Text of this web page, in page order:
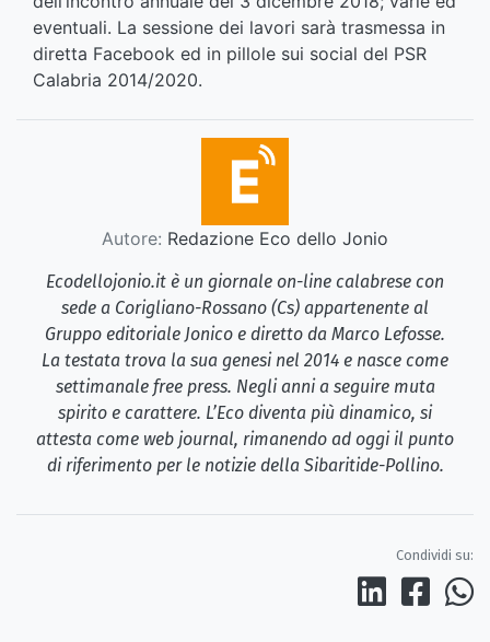
eventuali. La sessione dei lavori sarà trasmessa in
diretta Facebook ed in pillole sui social del PSR
Calabria 2014/2020.
Autore: Redazione Eco dello Jonio
Ecodellojonio.it è un giornale on-line calabrese con
sede a Corigliano-Rossano (Cs) appartenente al
Gruppo editoriale Jonico e diretto da Marco Lefosse.
La testata trova la sua genesi nel 2014 e nasce come
settimanale free press. Negli anni a seguire muta
spirito e carattere. L’Eco diventa più dinamico, si
attesta come web journal, rimanendo ad oggi il punto
di riferimento per le notizie della Sibaritide-Pollino.
Condividi su: